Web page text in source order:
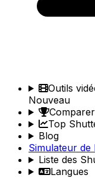
Outils
Nouveau
Top
Blog
Simulateur
Liste des
Langues